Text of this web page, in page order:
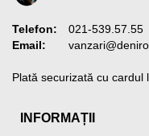
Telefon:
021-539.57.55
Email:
Plată securizată cu cardul
INFORMAȚII